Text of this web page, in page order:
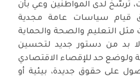
ترسّخ لدى المواطنين وعي بأن
١٩٨٠ يعيق قيام سياسات عامة مجدية
مثل التعليم والصحة والحماية
لا بد من دستور جديد لتحسين
ولوضع حد للإقصاء الاقتصادي
على حقوق جديدة، بيئية أو